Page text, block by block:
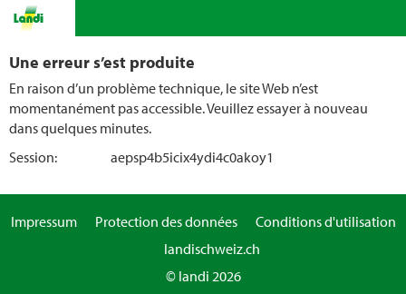
Une erreur s’est produite
En raison d’un problème technique, le site Web n’est
momentanément pas accessible. Veuillez essayer à nouveau
dans quelques minutes.
Session:
aepsp4b5icix4ydi4c0akoy1
Impressum Protection des données
Conditions d'utilisation
landischweiz.ch
© landi 2026